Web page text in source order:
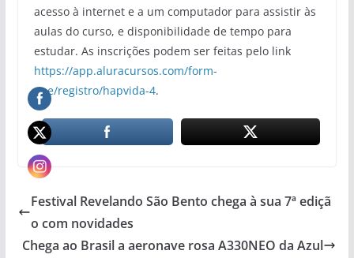
acesso à internet e a um computador para assistir às
aulas do curso, e disponibilidade de tempo para
estudar. As inscrições podem ser feitas pelo link
https://app.aluracursos.com/form-
one/registro/hapvida-4.
Festival Revelando São Bento chega à sua 7ª ediçã
o com novidades
Chega ao Brasil a aeronave rosa A330NEO da Azul